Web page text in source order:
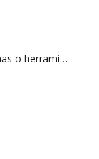
Usar datos de SketchUp con otros programas o herramientas de modelado